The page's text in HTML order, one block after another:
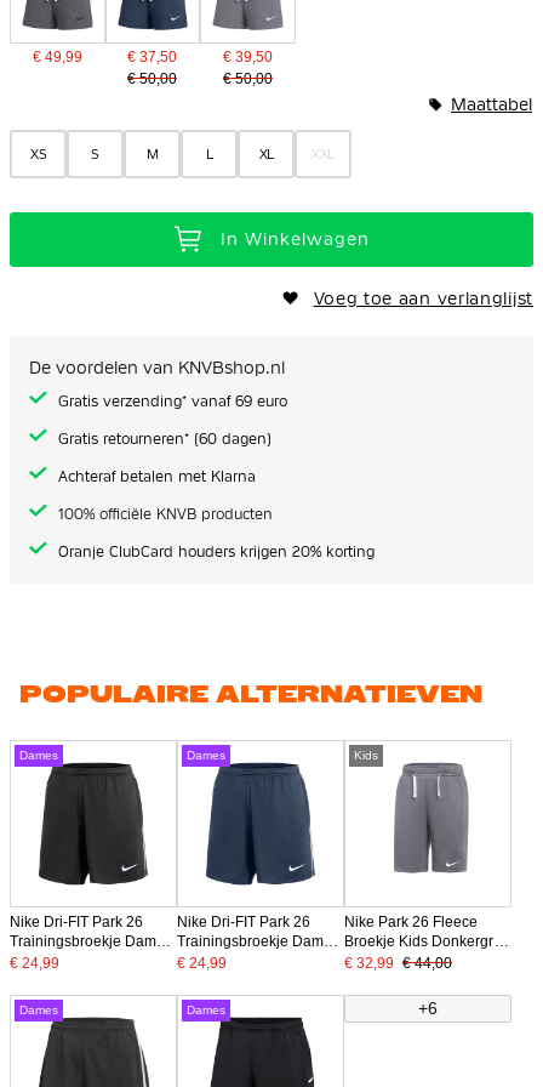
€ 49,99
€ 37,50
€ 50,00
€ 39,50
€ 50,00
XS S M L XL XXL
Maattabel
In Winkelwagen
Voeg toe aan verlanglijst
De voordelen van KNVBshop.nl
Gratis verzending* vanaf 69 euro
Gratis retourneren* (60 dagen)
Achteraf betalen met Klarna
100% officiële KNVB producten
Oranje ClubCard houders krijgen 20% korting
POPULAIRE ALTERNATIEVEN
Dames
Nike Dri-FIT Park 26
Trainingsbroekje Dames
Zwart Wit
€ 24,99
Dames
Nike Dri-FIT Park 26
Trainingsbroekje Dames
Donkerblauw Wit
€ 24,99
Kids
Nike Park 26 Fleece
Broekje Kids Donkergrijs
Wit
€ 32,99 € 44,00
Dames Dames +6